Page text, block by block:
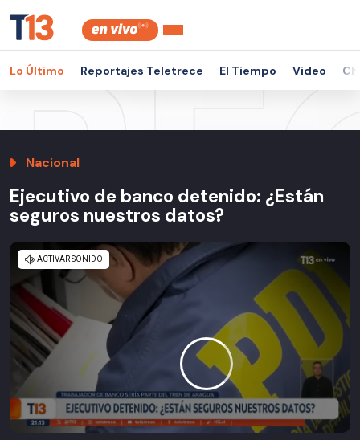
Lo Último Reportajes Teletrece El Tiempo Video
Nacional
Ejecutivo de banco detenido: ¿Están
seguros nuestros datos?